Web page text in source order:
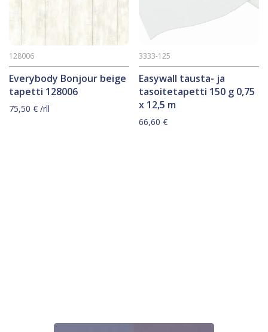
Everybody Bonjour beige
tapetti 128006
128006
75,50 € /rll
Easywall tausta- ja
tasoitetapetti 150 g 0,75
x 12,5 m
3333-125
66,60€